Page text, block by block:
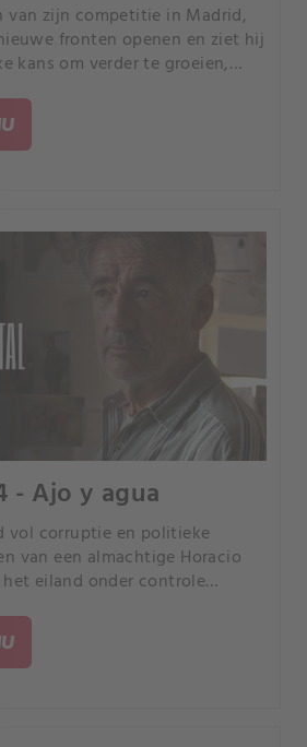
van zijn competitie in Madrid,
fronten openen en ziet hij
kans om verder te groeien,
- Ajo y agua
vol corruptie en politieke
van een almachtige Horacio
eiland onder controle